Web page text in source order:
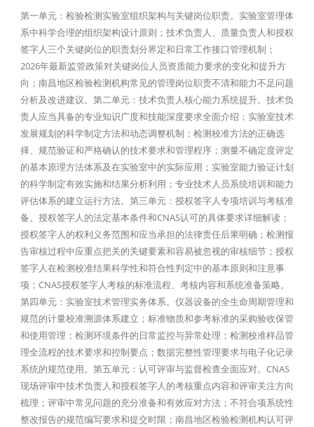
第一单元：检验检测实验室组织架构与关键岗位职责。实验室管理体
系中科学合理的组织架构设计原则；技术负责人、质量负责人和授权
签字人三个关键岗位的职责划分界定和日常工作接口管理机制；
2026年最新监管政策对关键岗位人员资质能力要求的变化和提升方
向；南昌地区检验检测机构常见的管理岗位职责不清和能力不足问题
分析及改进建议。第二单元：技术负责人核心能力系统提升。技术负
责人应当具备的专业知识广度和技能深度要求全面介绍；实验室技术
发展规划的科学制定方法和动态调整机制；检测校准方法的正确选
择、规范验证和严格确认的技术要求和管理程序；测量不确定度评定
的基本原理方法体系及在实验室中的实际应用；实验室能力验证计划
的科学制定有效实施和结果分析利用；专业技术人员系统培训和能力
评估体系的建立运行方法。第三单元：授权签字人专项培训与考核准
备。授权签字人的法定基本条件和CNAS认可的具体要求详细解读；
授权签字人的权利义务范围和应当承担的法律责任后果明确；检测报
告审核过程中应重点把关的关键要素和容易被忽视的审核细节；授权
签字人在检测校准结果科学性和符合性判定中的基本原则和注意事
项；CNAS授权签字人考核的标准流程、考核内容和系统准备策略。
第四单元：实验室技术管理实务体系。仪器设备的全生命周期管理和
规范的计量校准溯源体系建立；标准物质和参考标准的采购验收保管
和使用管理；检测环境条件的日常监控与异常处理；检测校准样品管
理全流程的技术要求和控制要点；数据完整性管理要求与电子化记录
系统的规范使用。第五单元：认可评审与监督检查全面应对。CNAS
现场评审中技术负责人和授权签字人的考核重点内容和评审关注方向
梳理；评审中常见问题的充分准备和有效应对方法；不符合项系统性
整改报告的规范编写要求和提交时限；南昌地区检验检测机构认可评